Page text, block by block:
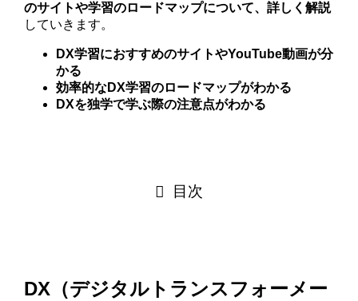
のサイトや学習のロードマップについて、詳しく解説
していきます。
DX学習におすすめのサイトやYouTube動画が分
かる
効率的なDX学習のロードマップがわかる
DXを独学で学ぶ際の注意点がわかる
目次
DX（デジタルトランスフォーメー